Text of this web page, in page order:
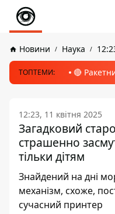
Новини Наука
ТОПТЕМИ: 🔴
12:23, 11 квітня 2025
Загадковий
страшенно
тільки дітям
Знайдений на дні
механізм, схоже,
сучасний принтер